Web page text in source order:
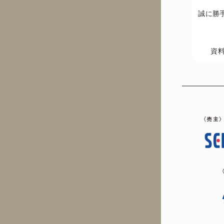
誠に勝
資